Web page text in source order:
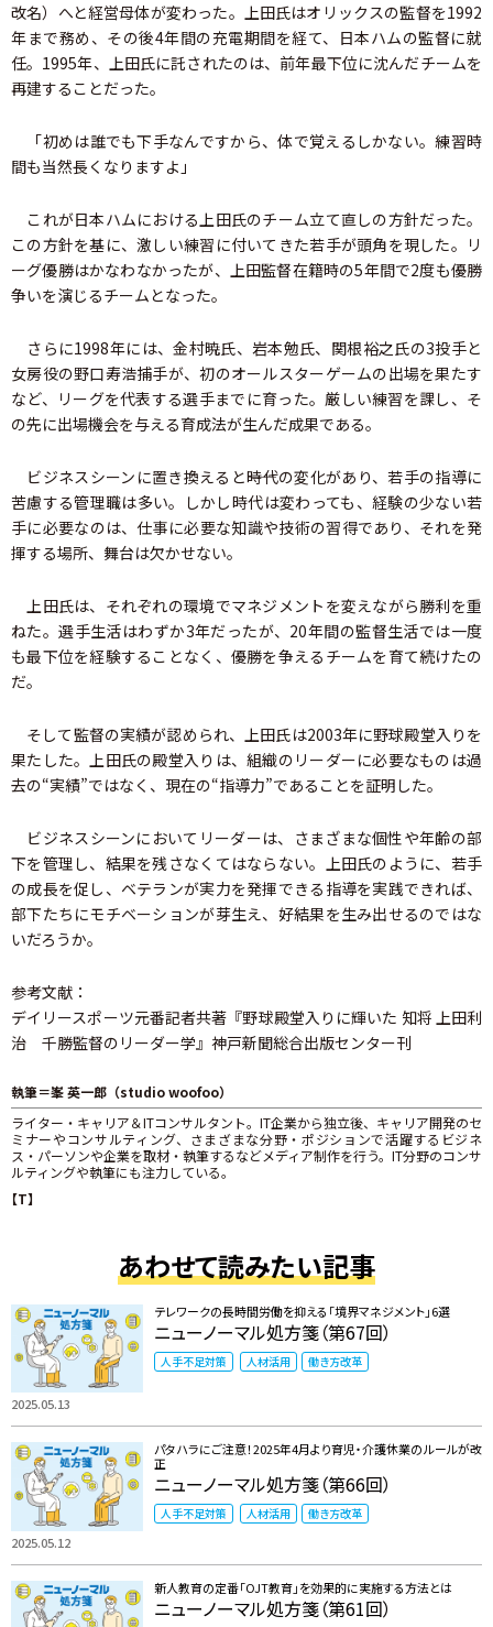
改名）へと経営母体が変わった。上田氏はオリックスの監督を1992
年まで務め、その後4年間の充電期間を経て、日本ハムの監督に就
任。1995年、上田氏に託されたのは、前年最下位に沈んだチームを
再建することだった。
「初めは誰でも下手なんですから、体で覚えるしかない。練習時
間も当然長くなりますよ」
これが日本ハムにおける上田氏のチーム立て直しの方針だった。
この方針を基に、激しい練習に付いてきた若手が頭角を現した。リ
ーグ優勝はかなわなかったが、上田監督在籍時の5年間で2度も優勝
争いを演じるチームとなった。
さらに1998年には、金村暁氏、岩本勉氏、関根裕之氏の3投手と
女房役の野口寿浩捕手が、初のオールスターゲームの出場を果たす
など、リーグを代表する選手までに育った。厳しい練習を課し、そ
の先に出場機会を与える育成法が生んだ成果である。
ビジネスシーンに置き換えると――時代の変化があり、若手の指導に
苦慮する管理職は多い。しかし時代は変わっても、経験の少ない若
手に必要なのは、仕事に必要な知識や技術の習得であり、それを発
揮する場所、舞台は欠かせない。
上田氏は、それぞれの環境でマネジメントを変えながら勝利を重
ねた。選手生活はわずか3年だったが、20年間の監督生活では一度
も最下位を経験することなく、優勝を争えるチームを育て続けたの
だ。
そして監督の実績が認められ、上田氏は2003年に野球殿堂入りを
果たした。上田氏の殿堂入りは、組織のリーダーに必要なものは過
去の“実績”ではなく、現在の“指導力”であることを証明した。
ビジネスシーンにおいてリーダーは、さまざまな個性や年齢の部
下を管理し、結果を残さなくてはならない。上田氏のように、若手
の成長を促し、ベテランが実力を発揮できる指導を実践できれば、
部下たちにモチベーションが芽生え、好結果を生み出せるのではな
いだろうか。
参考文献：
デイリースポーツ元番記者共著『野球殿堂入りに輝いた 知将 上田利
治 千勝監督のリーダー学』神戸新聞総合出版センター刊
執筆＝峯 英一郎（studio woofoo）
ライター・キャリア＆ITコンサルタント。IT企業から独立後、キャリア開発のセ
ミナーやコンサルティング、さまざまな分野・ポジションで活躍するビジネ
ス・パーソンや企業を取材・執筆するなどメディア制作を行う。IT分野のコンサ
ルティングや執筆にも注力している。
【T】
あわせて読みたい記事
2025.05.13
テレワークの長時間労働を抑える「境界マネジメント」6選
ニューノーマル処方箋（第67回）
人手不足対策 人材活用 働き方改革
2025.05.12
パタハラにご注意！2025年4月より育児・介護休業のルールが改
正
ニューノーマル処方箋（第66回）
人手不足対策 人材活用 働き方改革
新人教育の定番「OJT教育」を効果的に実施する方法とは
ニューノーマル処方箋（第61回）